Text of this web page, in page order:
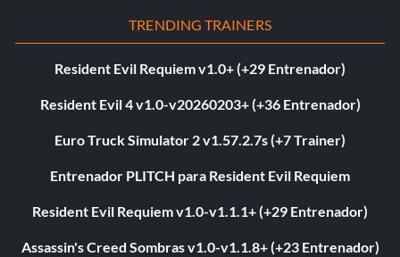
TRENDING TRAINERS
Resident Evil Requiem v1.0+ (+29 Entrenador)
Resident Evil 4 v1.0-v20260203+ (+36 Entrenador)
Euro Truck Simulator 2 v1.57.2.7s (+7 Trainer)
Entrenador PLITCH para Resident Evil Requiem
Resident Evil Requiem v1.0-v1.1.1+ (+29 Entrenador)
Assassin's Creed Sombras v1.0-v1.1.8+ (+23 Entrenador)